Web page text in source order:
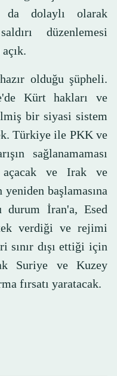
da dolaylı olarak
düzenlemesi
olduğu şüpheli.
Kürt hakları ve
bir siyasi sistem
Türkiye ile PKK ve
sağlanamaması
açacak ve Irak ve
başlamasına
durum İran'a, Esed
verdiği ve rejimi
dışı ettiği için
Suriye ve Kuzey
fırsatı yaratacak.